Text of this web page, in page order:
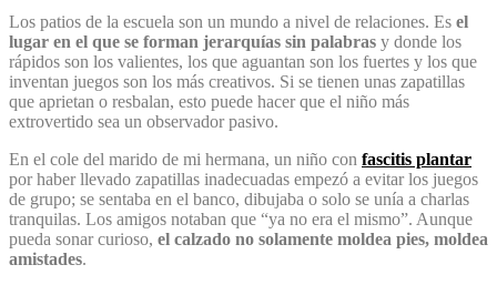
Los patios de la escuela son un mundo a nivel de relaciones. Es el
lugar en el que se forman jerarquías sin palabras y donde los
rápidos son los valientes, los que aguantan son los fuertes y los que
inventan juegos son los más creativos. Si se tienen unas zapatillas
que aprietan o resbalan, esto puede hacer que el niño más
extrovertido sea un observador pasivo.
En el cole del marido de mi hermana, un niño con fascitis plantar
por haber llevado zapatillas inadecuadas empezó a evitar los juegos
de grupo; se sentaba en el banco, dibujaba o solo se unía a charlas
tranquilas. Los amigos notaban que “ya no era el mismo”. Aunque
pueda sonar curioso, el calzado no solamente moldea pies, moldea
amistades.